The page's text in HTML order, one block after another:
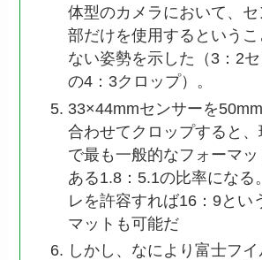
体型のカメラにおいて、
部だけを使用するという
ない姿勢を示した（3：2
の4：3クロップ）。
33×44mmセンサーを
合わせてクロップすると
で最も一般的なフォーマ
ある1.8：5.1の比率になる
レを許容すれば16：9とい
マットも可能だ
しかし、なにより富士フ